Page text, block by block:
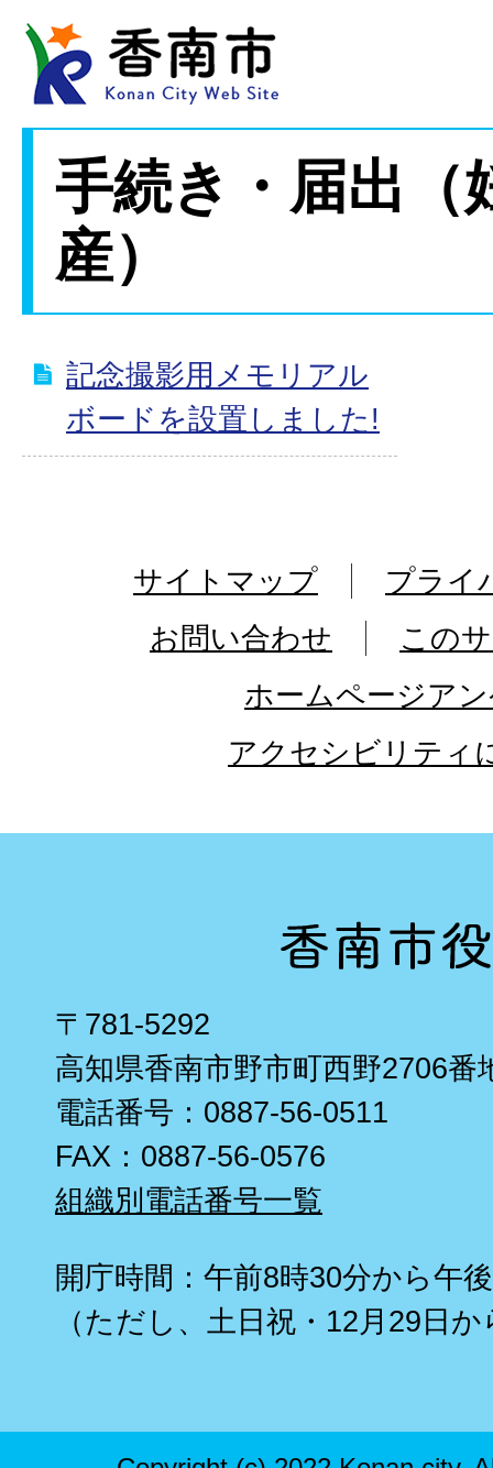
手続き・届出（
産）
記念撮影用メモリアル
ボードを設置しました!
サイトマップ
プライ
お問い合わせ
この
ホームページア
アクセシビリティ
〒781-5292
高知県香南市野市町西野2706番
電話番号：0887-56-0511
FAX：0887-56-0576
組織別電話番号一覧
開庁時間：午前8時30分から午
（ただし、土日祝・12月29日